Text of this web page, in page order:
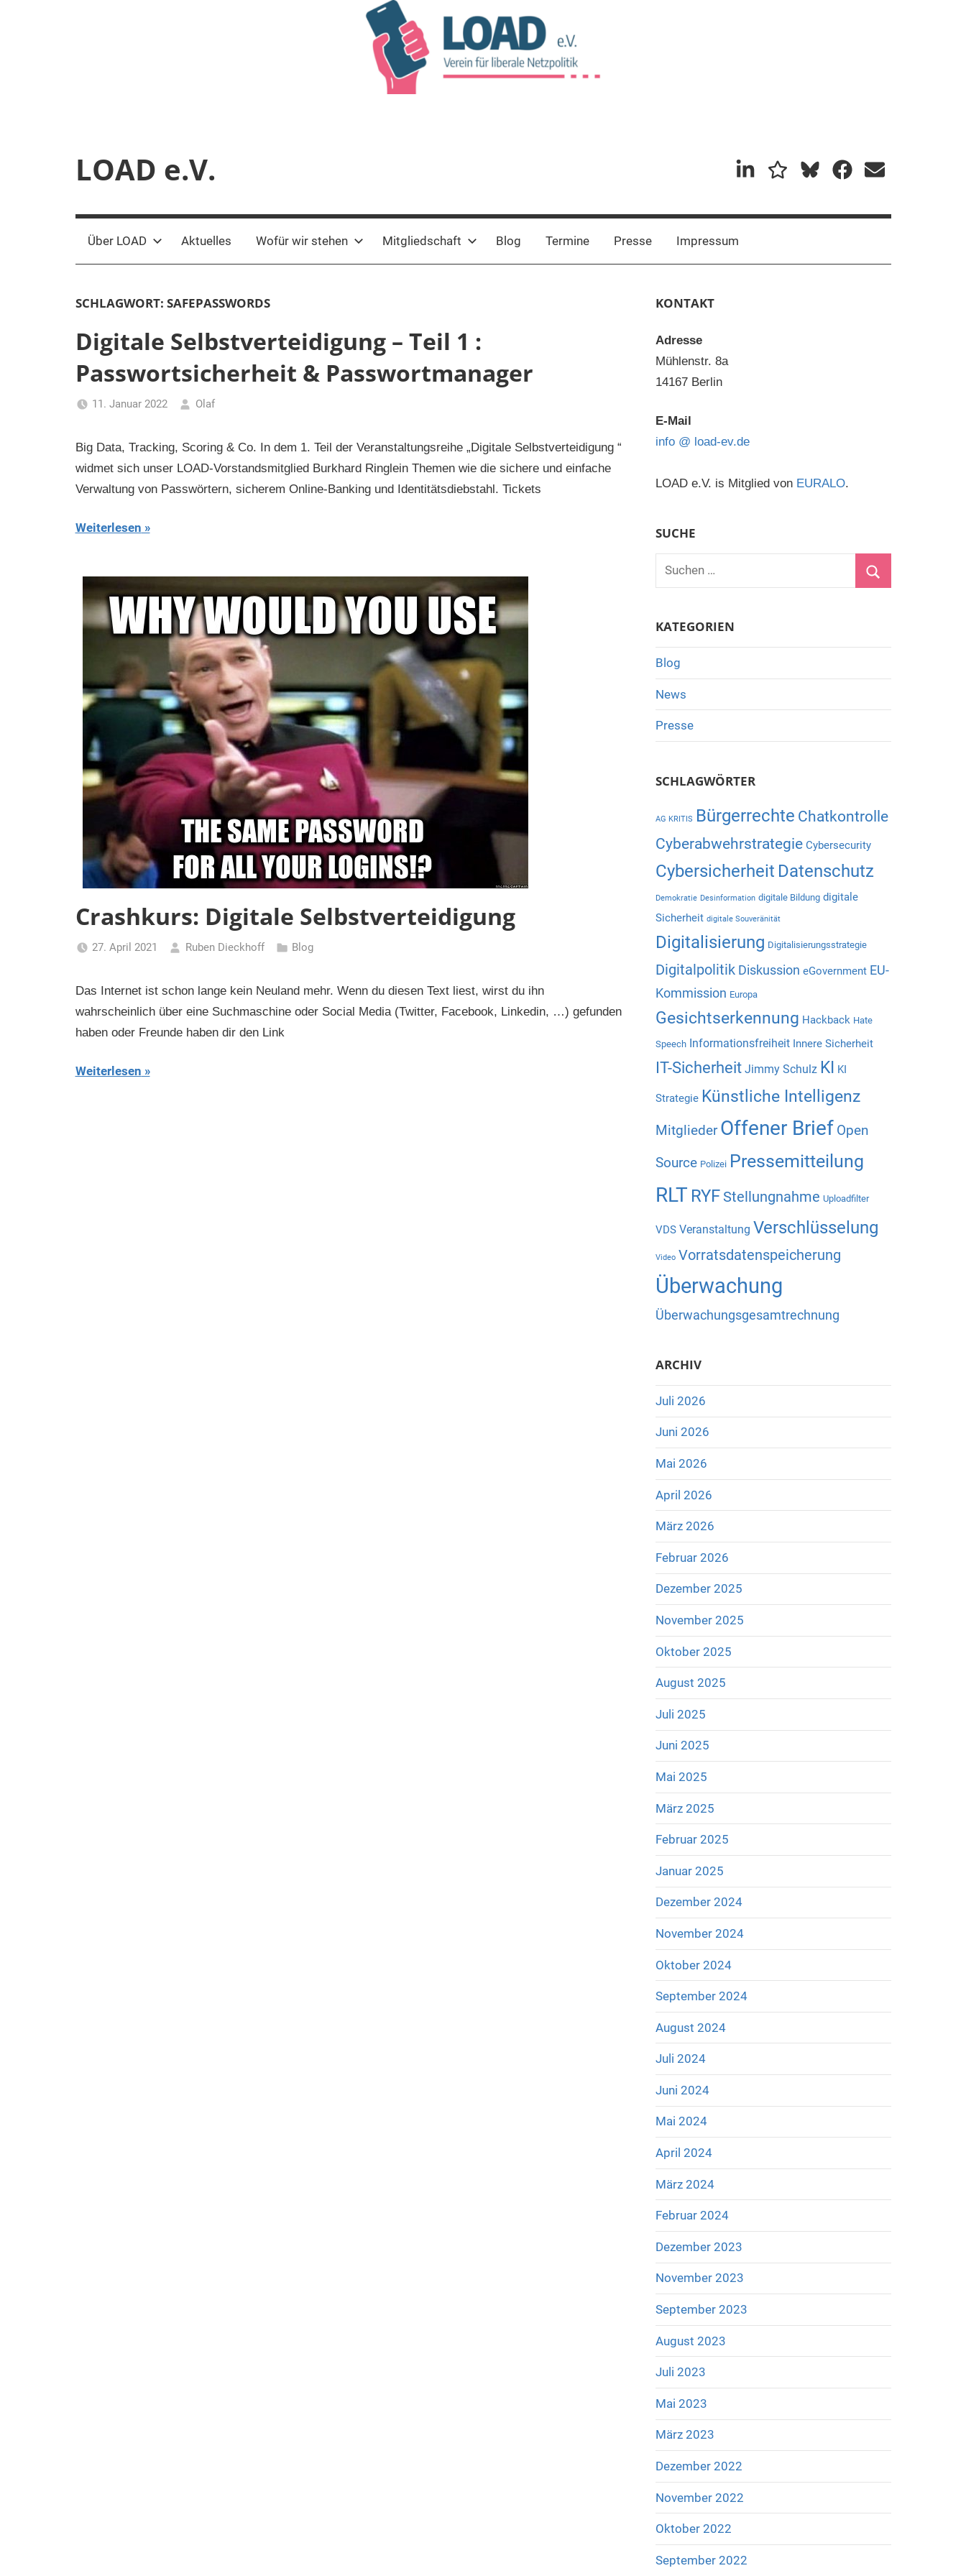
LOAD e.V.
für
liberale
MastadonBluesky
Über LOAD Aktuelles Wofür wir stehen Mitgliedschaft Blog Termine Presse Impressum
SCHLAGWORT: SAFEPASSWORDS
Digitale Selbstverteidigung – Teil 1 :
Passwortsicherheit & Passwortmanager
11. Januar 2022 Olaf
Big Data, Tracking, Scoring & Co. In dem 1. Teil der Veranstaltungsreihe „Digitale Selbstverteidigung “
widmet sich unser LOAD-Vorstandsmitglied Burkhard Ringlein Themen wie die sichere und einfache
Verwaltung von Passwörtern, sicherem Online-Banking und Identitätsdiebstahl. Tickets
Weiterlesen
Crashkurs: Digitale Selbstverteidigung
27. April 2021 Ruben Dieckhoff Blog
Das Internet ist schon lange kein Neuland mehr. Wenn du diesen Text liest, wirst du ihn
wahrscheinlich über eine Suchmaschine oder Social Media (Twitter, Facebook, Linkedin, …) gefunden
haben oder Freunde haben dir den Link
Weiterlesen
KONTAKT
Adresse
Mühlenstr. 8a
14167 Berlin
E-Mail
info @ load-ev.de
LOAD e.V. is Mitglied von EURALO.
SUCHE
Suchen
KATEGORIEN
Blog
News
Presse
SCHLAGWÖRTER
AG KRITIS Bürgerrechte Chatkontrolle
Cyberabwehrstrategie Cybersecurity
Cybersicherheit Datenschutz
Demokratie Desinformation digitale Bildung digitale
Sicherheit digitale Souveränität
Digitalisierung Digitalisierungsstrategie
Digitalpolitik Diskussion eGovernment EU-
Kommission Europa
Gesichtserkennung Hackback Hate
Speech Informationsfreiheit Innere Sicherheit
IT-Sicherheit Jimmy Schulz KI KI
Strategie Künstliche Intelligenz
Mitglieder Offener Brief Open
Source Polizei Pressemitteilung
RLT RYF Stellungnahme Uploadfilter
VDS Veranstaltung Verschlüsselung
Video Vorratsdatenspeicherung
Überwachung
Überwachungsgesamtrechnung
ARCHIV
Juli 2026
Juni 2026
Mai 2026
April 2026
März 2026
Februar 2026
Dezember 2025
November 2025
Oktober 2025
August 2025
Juli 2025
Juni 2025
Mai 2025
März 2025
Februar 2025
Januar 2025
Dezember 2024
November 2024
Oktober 2024
September 2024
August 2024
Juli 2024
Juni 2024
Mai 2024
April 2024
März 2024
Februar 2024
Dezember 2023
November 2023
September 2023
August 2023
Juli 2023
Mai 2023
März 2023
Dezember 2022
November 2022
Oktober 2022
September 2022